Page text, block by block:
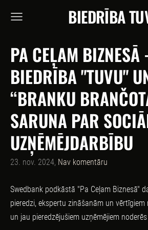
BIEDRĪBA
PA CEĻAM BIZNESĀ
BIEDRĪBA "TUVU"
“BRANKU
SARUNA PAR
UZŅĒMĒJDARBĪBU
23. nov. 2024, Nav komentāru
Swedbank podkāstā "Pa Ceļam Biznesā"
pieredzi, ekspertu zināšanām un vērtīgiem
un jau pieredzējušiem uzņēmējiem